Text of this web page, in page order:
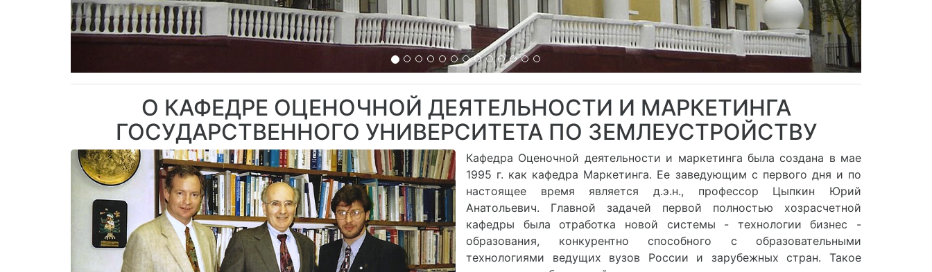
О КАФЕДРЕ ОЦЕНОЧНОЙ ДЕЯТЕЛЬНОСТИ И МАРКЕТИНГА
ГОСУДАРСТВЕННОГО УНИВЕРСИТЕТА ПО ЗЕМЛЕУСТРОЙСТВУ
Кафедра Оценочной деятельности и маркетинга была создана в мае
1995 г. как кафедра Маркетинга. Ее заведующим с первого дня и по
настоящее время является д.э.н., профессор Цыпкин Юрий
Анатольевич. Главной задачей первой полностью хозрасчетной
кафедры была отработка новой системы - технологии бизнес -
образования, конкурентно способного с образовательными
технологиями ведущих вузов России и зарубежных стран. Такое